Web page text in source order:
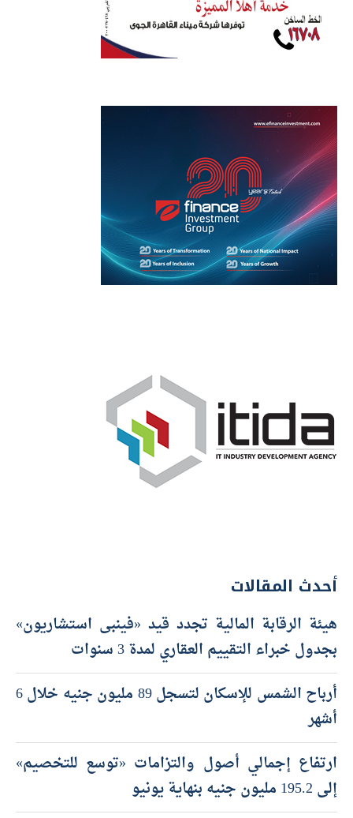
أحدث المقالات
هيئة الرقابة المالية تجدد قيد «فينبى استشاريون»
بجدول خبراء التقييم العقاري لمدة 3 سنوات
أرباح الشمس للإسكان لتسجل 89 مليون جنيه خلال 6
أشهر
ارتفاع إجمالي أصول والتزامات «توسع للتخصيم»
إلى 195.2 مليون جنيه بنهاية يونيو